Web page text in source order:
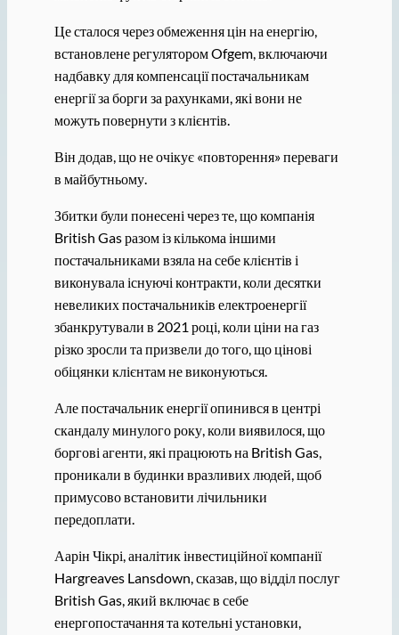
Це сталося через обмеження цін на енергію,
встановлене регулятором Ofgem, включаючи
надбавку для компенсації постачальникам
енергії за борги за рахунками, які вони не
можуть повернути з клієнтів.
Він додав, що не очікує «повторення» переваги
в майбутньому.
Збитки були понесені через те, що компанія
British Gas разом із кількома іншими
постачальниками взяла на себе клієнтів і
виконувала існуючі контракти, коли десятки
невеликих постачальників електроенергії
збанкрутували в 2021 році, коли ціни на газ
різко зросли та призвели до того, що цінові
обіцянки клієнтам не виконуються.
Але постачальник енергії опинився в центрі
скандалу минулого року, коли виявилося, що
боргові агенти, які працюють на British Gas,
проникали в будинки вразливих людей, щоб
примусово встановити лічильники
передоплати.
Аарін Чікрі, аналітик інвестиційної компанії
Hargreaves Lansdown, сказав, що відділ послуг
British Gas, який включає в себе
енергопостачання та котельні установки,